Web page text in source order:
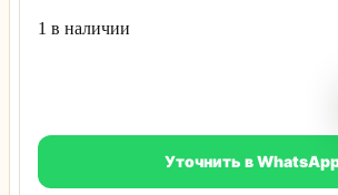
1 в наличии
Уточнить в